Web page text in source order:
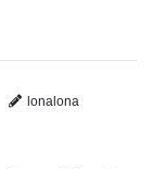
lonalona